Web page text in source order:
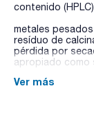
contenido
metales pesados
resíduo de
pérdida por
apropiado
Ver más